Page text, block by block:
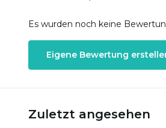
Es wurden noch keine
Eigene Bewertung
Zuletzt angesehen